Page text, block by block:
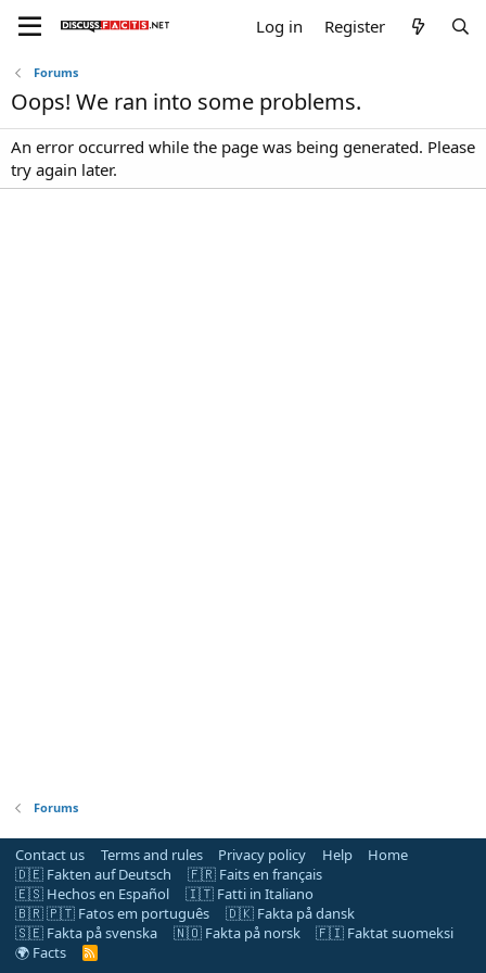
Log in Register
Forums
Oops! We ran into some problems.
An error occurred while the page was being generated. Please
try again later.
Forums
Contact us Terms and rules Privacy policy Help
Home
🇩🇪 Fakten auf Deutsch
🇫🇷 Faits en français
🇪🇸 Hechos en Español
🇮🇹 Fatti in Italiano
🇧🇷 🇵🇹 Fatos em português
🇩🇰 Fakta på dansk
🇸🇪 Fakta på svenska
🇳🇴 Fakta på norsk
🇫🇮 Faktat suomeksi
🌍 Facts
R